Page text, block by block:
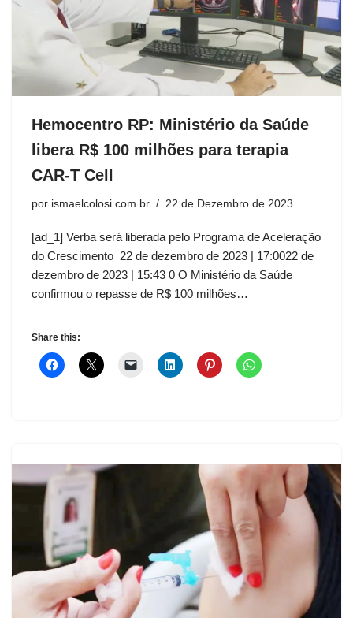
Hemocentro RP: Ministério da Saúde
libera R$ 100 milhões para terapia
CAR-T Cell
por ismaelcolosi.com.br 22 de Dezembro de 2023
[ad_1] Verba será liberada pelo Programa de Aceleração
do Crescimento 22 de dezembro de 2023 | 17:0022 de
dezembro de 2023 | 15:43 0 O Ministério da Saúde
confirmou o repasse de R$ 100 milhões…
Share this: